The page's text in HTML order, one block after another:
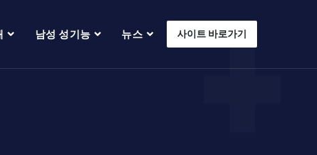
남성 성기능 뉴스 사이트 바로가기